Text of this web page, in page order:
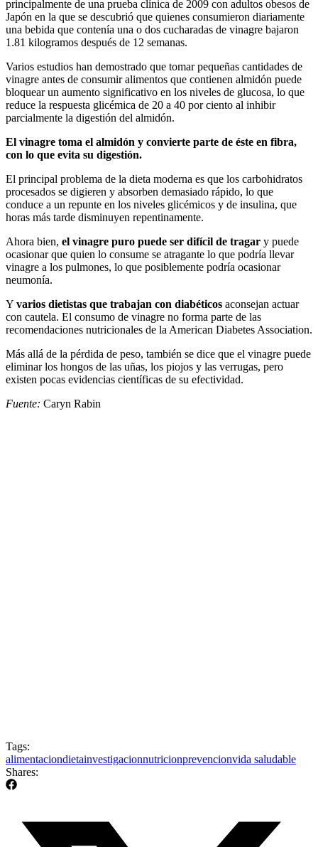
principalmente de una prueba clínica de 2009 con adultos obesos de
Japón en la que se descubrió que quienes consumieron diariamente
una bebida que contenía una o dos cucharadas de vinagre bajaron
1.81 kilogramos después de 12 semanas.
Varios estudios han demostrado que tomar pequeñas cantidades de
vinagre antes de consumir alimentos que contienen almidón puede
bloquear un aumento significativo en los niveles de glucosa, lo que
reduce la respuesta glicémica de 20 a 40 por ciento al inhibir
parcialmente la digestión del almidón.
El vinagre toma el almidón y convierte parte de éste en fibra,
con lo que evita su digestión.
El principal problema de la dieta moderna es que los carbohidratos
procesados se digieren y absorben demasiado rápido, lo que
conduce a un repunte en los niveles glicémicos y de insulina, que
horas más tarde disminuyen repentinamente.
Ahora bien, el vinagre puro puede ser difícil de tragar y puede
ocasionar que quien lo consume se atragante lo que podría llevar
vinagre a los pulmones, lo que posiblemente podría ocasionar
neumonía.
Y varios dietistas que trabajan con diabéticos aconsejan actuar
con cautela. El consumo de vinagre no forma parte de las
recomendaciones nutricionales de la American Diabetes Association.
Más allá de la pérdida de peso, también se dice que el vinagre puede
eliminar los hongos de las uñas, los piojos y las verrugas, pero
existen pocas evidencias científicas de su efectividad.
Fuente: Caryn Rabin
Tags:
alimentaciondietainvestigacionnutricionprevencionvida saludable
Shares: